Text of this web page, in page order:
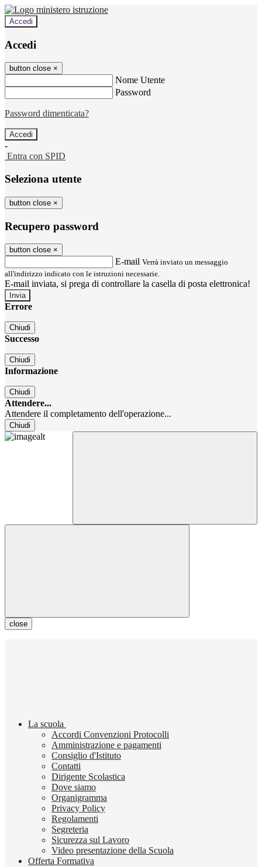
Accedi
Accedi
button close ×
Nome Utente
Password
Password dimenticata?
-
Entra con SPID
Seleziona utente
button close ×
Recupero password
button close ×
E-mail Verrà inviato un messaggio
all'indirizzo indicato con le istruzioni necessarie.
E-mail inviata, si prega di controllare la casella di posta elettronica!
Errore
Chiudi
Successo
Chiudi
Informazione
Chiudi
Attendere...
Attendere il completamento dell'operazione...
Chiudi
close
La scuola
Accordi Convenzioni Protocolli
Amministrazione e pagamenti
Consiglio d'Istituto
Contatti
Dirigente Scolastica
Dove siamo
Organigramma
Privacy Policy
Regolamenti
Segreteria
Sicurezza sul Lavoro
Video presentazione della Scuola
Offerta Formativa